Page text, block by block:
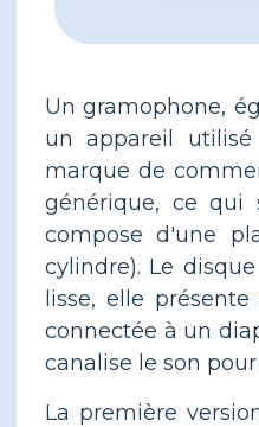
Un gramophone,
un appareil
marque de
générique, ce qui
compose d'une
cylindre). Le
lisse, elle
connectée à un
canalise le son
La première